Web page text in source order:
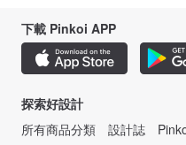
下載 Pinkoi APP
探索好設計
所有商品分類
設計誌